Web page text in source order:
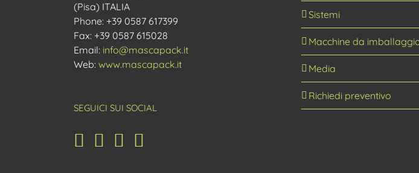
(Pisa) ITALIA
Phone: +39 0587 617399
Fax: +39 0587 615028
Email: info@mascapack.it
Web: www.mascapack.it
SEGUICI SUI SOCIAL
Sistemi
Macchine da
Media
Richiedi preventivo